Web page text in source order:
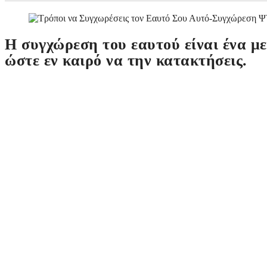
Η συγχώρεση του εαυτού είναι ένα
ώστε εν καιρό να την κατακτήσεις.